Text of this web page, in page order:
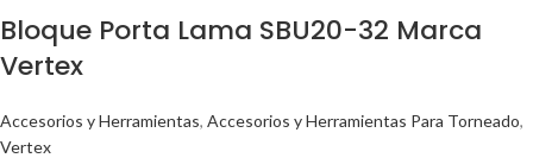
Bloque Porta Lama SBU20-32 Marca
Vertex
Accesorios y Herramientas, Accesorios y Herramientas Para Torneado,
Vertex